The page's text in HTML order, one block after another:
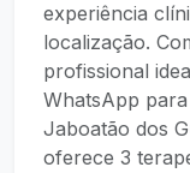
experiência
localização.
profissional
WhatsApp
Jaboatão dos
oferece 3